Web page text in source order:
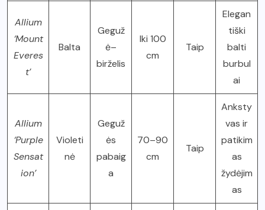
Allium
‘Mount
Everes
t’
Balta
Geguž
ė–
birželis
Iki 100
cm
Taip
Elegan
tiški
balti
burbul
ai
Allium
‘Purple
Sensat
ion’
Violeti
nė
Geguž
ės
pabaig
a
70–90
cm
Taip
Anksty
vas ir
patikim
as
žydėjim
as